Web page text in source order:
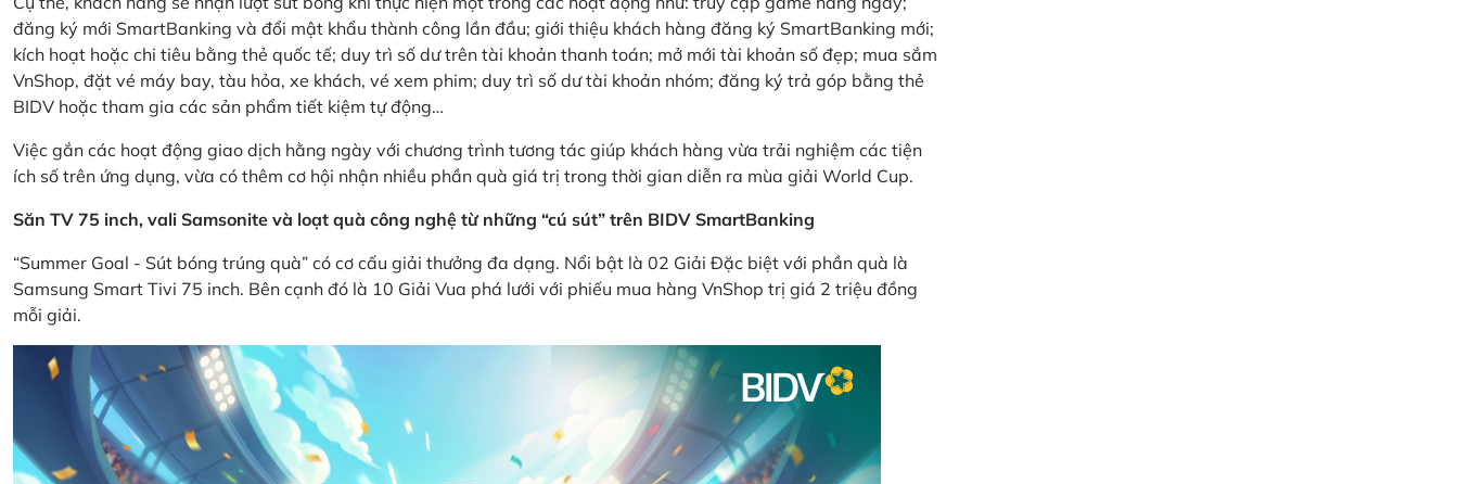
đăng ký mới SmartBanking và đổi mật khẩu thành công lần đầu; giới thiệu khách hàng đăng ký SmartBanking mới;
kích hoạt hoặc chi tiêu bằng thẻ quốc tế; duy trì số dư trên tài khoản thanh toán; mở mới tài khoản số đẹp; mua sắm
VnShop, đặt vé máy bay, tàu hỏa, xe khách, vé xem phim; duy trì số dư tài khoản nhóm; đăng ký trả góp bằng thẻ
BIDV hoặc tham gia các sản phẩm tiết kiệm tự động…
Việc gắn các hoạt động giao dịch hằng ngày với chương trình tương tác giúp khách hàng vừa trải nghiệm các tiện
ích số trên ứng dụng, vừa có thêm cơ hội nhận nhiều phần quà giá trị trong thời gian diễn ra mùa giải World Cup.
Săn TV 75 inch, vali Samsonite và loạt quà công nghệ từ những “cú sút” trên BIDV SmartBanking
“Summer Goal - Sút bóng trúng quà” có cơ cấu giải thưởng đa dạng. Nổi bật là 02 Giải Đặc biệt với phần quà là
Samsung Smart Tivi 75 inch. Bên cạnh đó là 10 Giải Vua phá lưới với phiếu mua hàng VnShop trị giá 2 triệu đồng
mỗi giải.